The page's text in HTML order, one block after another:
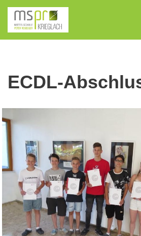
Zum
Inhalt
ECDL-